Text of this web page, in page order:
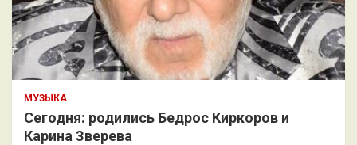
МУЗЫКА
Сегодня: родились Бедрос Киркоров и
Карина Зверева